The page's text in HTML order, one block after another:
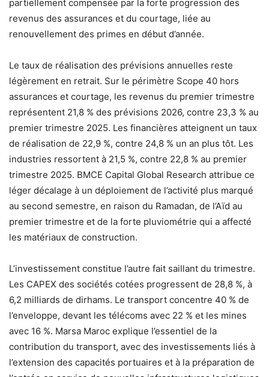
partiellement compensée par la forte progression des
revenus des assurances et du courtage, liée au
renouvellement des primes en début d’année.
Le taux de réalisation des prévisions annuelles reste
légèrement en retrait. Sur le périmètre Scope 40 hors
assurances et courtage, les revenus du premier trimestre
représentent 21,8 % des prévisions 2026, contre 23,3 % au
premier trimestre 2025. Les financières atteignent un taux
de réalisation de 22,9 %, contre 24,8 % un an plus tôt. Les
industries ressortent à 21,5 %, contre 22,8 % au premier
trimestre 2025. BMCE Capital Global Research attribue ce
léger décalage à un déploiement de l’activité plus marqué
au second semestre, en raison du Ramadan, de l’Aïd au
premier trimestre et de la forte pluviométrie qui a affecté
les matériaux de construction.
L’investissement constitue l’autre fait saillant du trimestre.
Les CAPEX des sociétés cotées progressent de 28,8 %, à
6,2 milliards de dirhams. Le transport concentre 40 % de
l’enveloppe, devant les télécoms avec 22 % et les mines
avec 16 %. Marsa Maroc explique l’essentiel de la
contribution du transport, avec des investissements liés à
l’extension des capacités portuaires et à la préparation de